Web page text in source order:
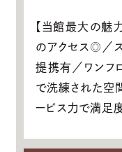
【当館最大の魅
のアクセス◎／
提携有／ワンフ
で洗練された空
ービス力で満足